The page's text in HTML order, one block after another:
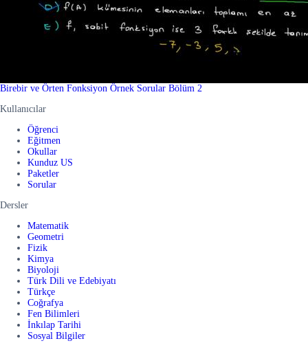
Birebir ve Örten Fonksiyon Örnek Sorular Bölüm 2
Kullanıcılar
Öğrenci
Eğitmen
Okullar
Kunduz US
Paketler
Sorular
Dersler
Matematik
Geometri
Fizik
Kimya
Biyoloji
Türk Dili ve Edebiyatı
Türkçe
Coğrafya
Fen Bilimleri
İnkılap Tarihi
Sosyal Bilgiler